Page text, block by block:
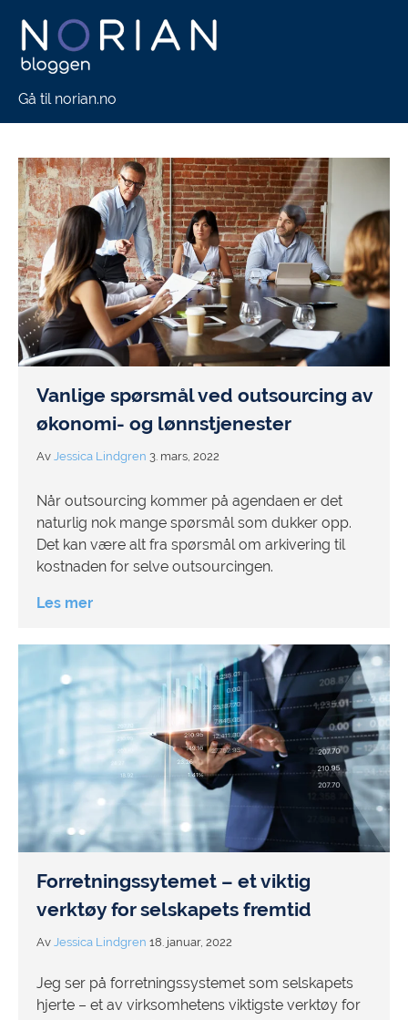
Gå til norian.no
Vanlige spørsmål ved outsourcing av
økonomi- og lønnstjenester
Av Jessica Lindgren 3. mars, 2022
Når outsourcing kommer på agendaen er det
naturlig nok mange spørsmål som dukker opp.
Det kan være alt fra spørsmål om arkivering til
kostnaden for selve outsourcingen.
Les mer
Forretningssytemet – et viktig
verktøy for selskapets fremtid
Av Jessica Lindgren 18. januar, 2022
Jeg ser på forretningssystemet som selskapets
hjerte – et av virksomhetens viktigste verktøy for